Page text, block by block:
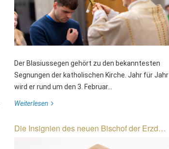
Der Blasiussegen gehört zu den bekanntesten
Segnungen der katholischen Kirche. Jahr für Jahr
wird er rund um den 3. Februar...
Weiterlesen
Die Insignien des neuen Bischof der Erzd…